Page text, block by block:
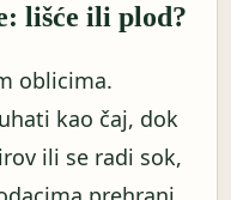
lišće ili plod?
oblicima.
kao čaj, dok
ili se radi sok,